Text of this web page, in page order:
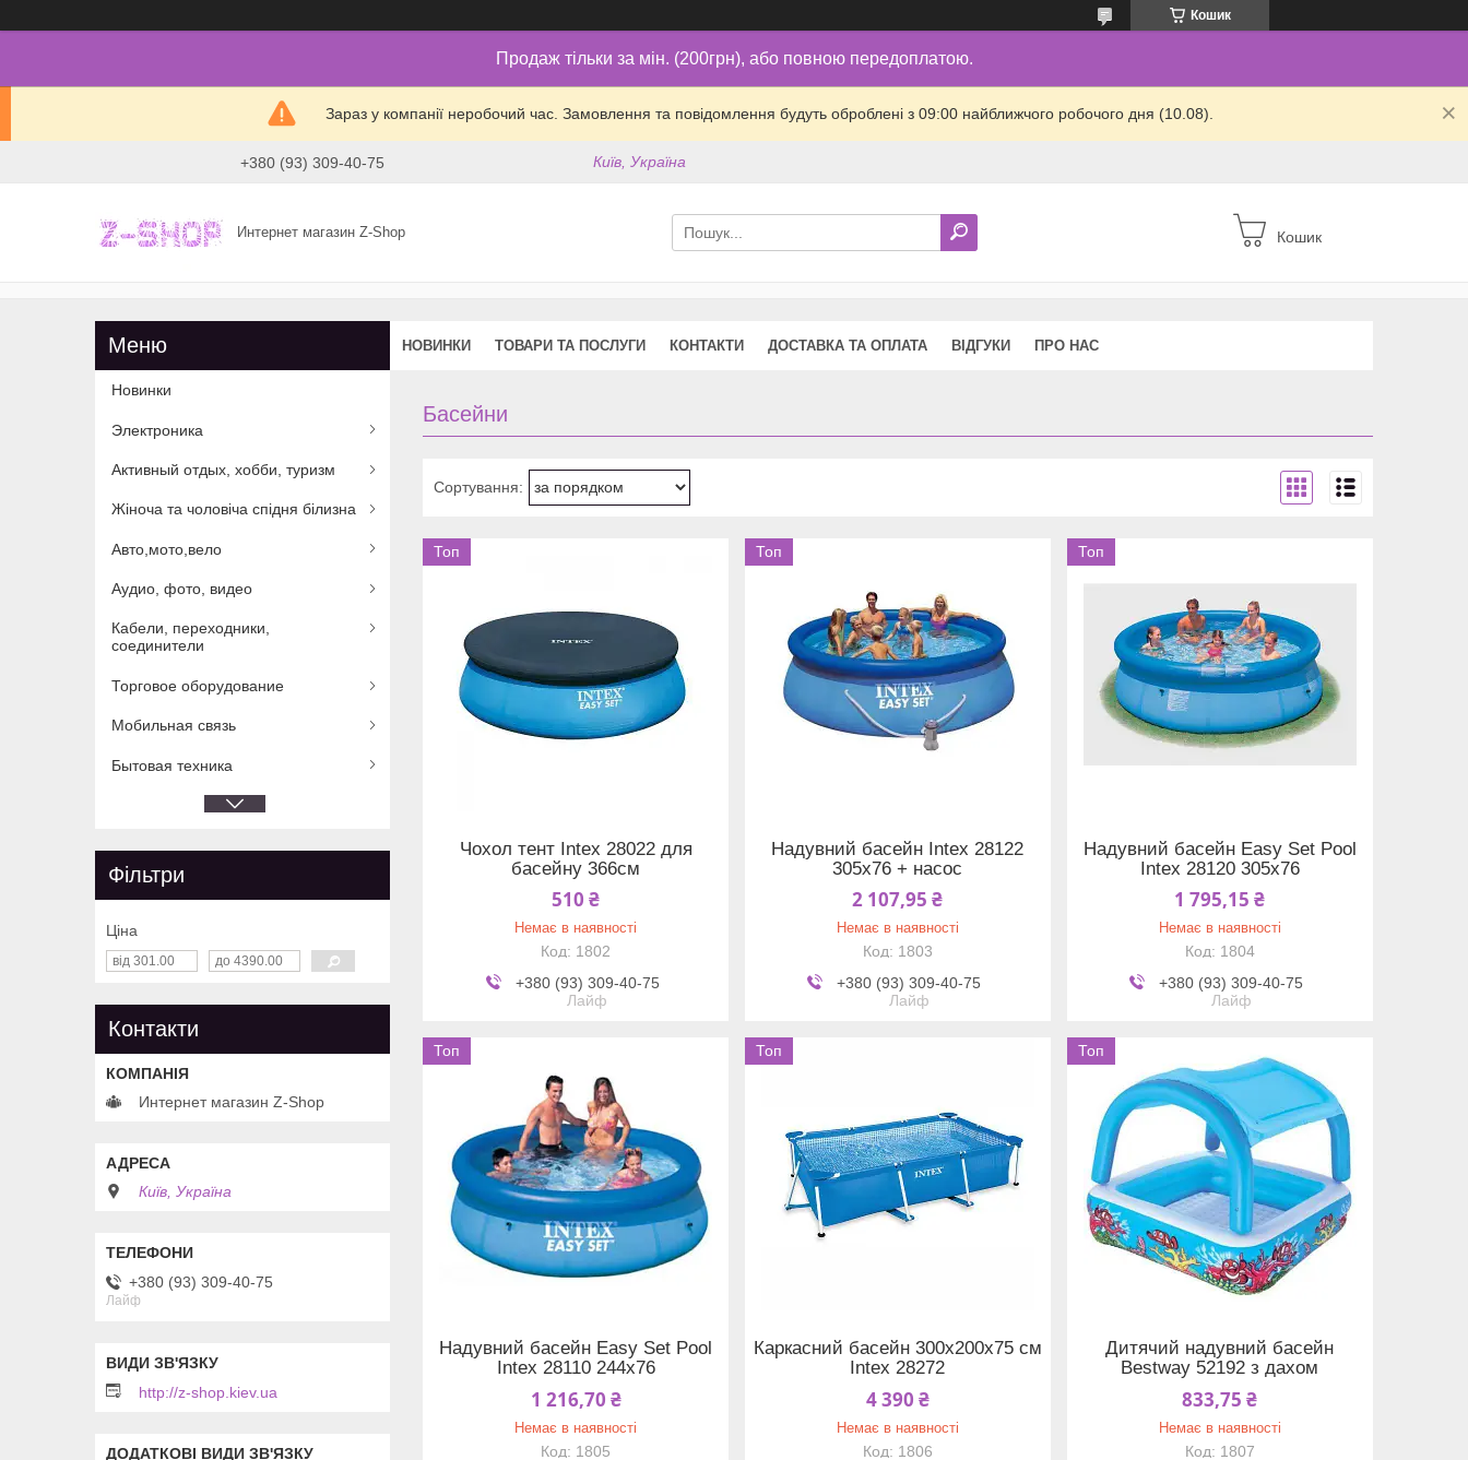
Кошик
Продаж тільки за мін. (200грн), або повною передоплатою.
Зараз у компанії неробочий час. Замовлення та повідомлення будуть оброблені з 09:00 найближчого робочого дня (10.08).
+380 (93) 309-40-75 Київ, Україна
Интернет магазин Z-Shop Кошик
НОВИНКИ ТОВАРИ ТА ПОСЛУГИ КОНТАКТИ ДОСТАВКА ТА ОПЛАТА ВІДГУКИ ПРО НАС
Басейни
Топ
Чохол тент Intex 28022 для
басейну 366см
510 ₴
Немає в наявності
1802
+380 (93) 309-40-75
Лайф
Топ
Надувний басейн Intex 28122
305х76 + насос
2 107,95 ₴
Немає в наявності
1803
+380 (93) 309-40-75
Лайф
Топ
Надувний басейн Easy Set Pool
Intex 28120 305х76
1 795,15 ₴
Немає в наявності
1804
+380 (93) 309-40-75
Лайф
Топ
Надувний басейн Easy Set Pool
Intex 28110 244х76
1 216,70 ₴
Немає в наявності
1805
Топ
Каркасний басейн 300х200х75 см
Іntex 28272
4 390 ₴
Немає в наявності
1806
Топ
Дитячий надувний басейн
Bestway 52192 з дахом
833,75 ₴
Немає в наявності
1807
Новинки
Электроника
Активный отдых, хобби, туризм
Жіноча та чоловіча спідня білизна
Авто,мото,вело
Аудио, фото, видео
Кабели, переходники,
соединители
Торговое оборудование
Мобильная связь
Бытовая техника
Фільтри
Ціна
Контакти
Интернет магазин Z-Shop
Київ, Україна
+380 (93) 309-40-75
Лайф
http://z-shop.kiev.ua